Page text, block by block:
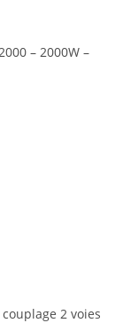
– 2000W –
2 voies